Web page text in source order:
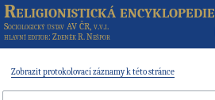
Religionistická encyklopedie
Sociologický ústav AV ČR, v.v.i.
hlavní editor: Zdeněk R. Nešpor
Zobrazit protokolovací záznamy k této stránce